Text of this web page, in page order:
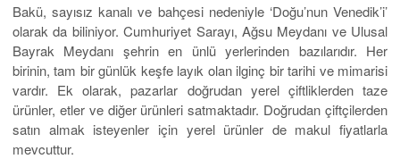
Bakü, sayısız kanalı ve bahçesi nedeniyle ‘Doğu’nun Venedik’i’
olarak da biliniyor. Cumhuriyet Sarayı, Ağsu Meydanı ve Ulusal
Bayrak Meydanı şehrin en ünlü yerlerinden bazılarıdır. Her
birinin, tam bir günlük keşfe layık olan ilginç bir tarihi ve mimarisi
vardır. Ek olarak, pazarlar doğrudan yerel çiftliklerden taze
ürünler, etler ve diğer ürünleri satmaktadır. Doğrudan çiftçilerden
satın almak isteyenler için yerel ürünler de makul fiyatlarla
mevcuttur.